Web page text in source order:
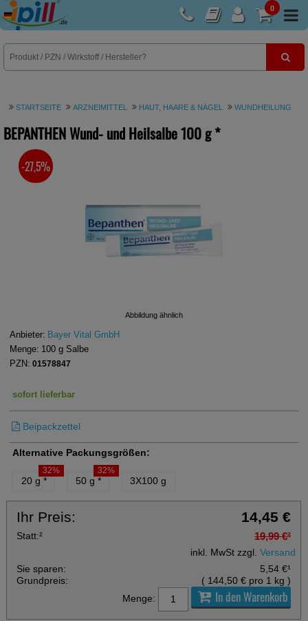
0
E-Rezept
STARTSEITE ARZNEIMITTEL HAUT, HAARE & NÄGEL WUNDHEILUNG
BEPANTHEN Wund- und Heilsalbe100 g*
Abbildung ähnlich
SIE SPAREN
-27,5%
Anbieter: Bayer Vital GmbH
Menge: 100g Salbe
PZN: 01578847
sofort lieferbar
Beipackzettel
Alternative Packungsgrößen:
20 g *
32%
50 g *
32%
3X100 g
Ihr Preis: 14,45 €
Statt:² 19,99 €²
inkl. MwSt zzgl.Versand
Sie sparen:
5,54 €¹
Grundpreis:
( 144,50 € pro 1 kg)
Menge:
In den Warenkorb